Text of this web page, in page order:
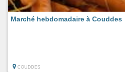
Marché hebdomadaire à Couddes
COUDDES